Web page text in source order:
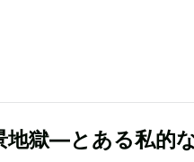
地獄―とある私的